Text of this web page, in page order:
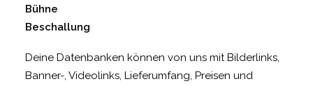
Bühne
Beschallung
Deine Datenbanken können von uns mit Bilderlinks,
Banner-, Videolinks, Lieferumfang, Preisen und